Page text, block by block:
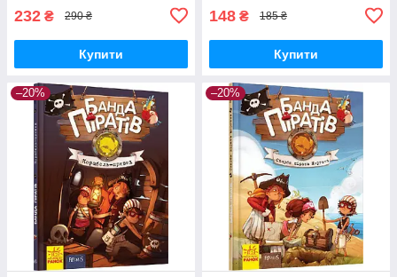
232 ₴ 290 ₴
Купити
148 ₴ 185 ₴
Купити
–20% –20%